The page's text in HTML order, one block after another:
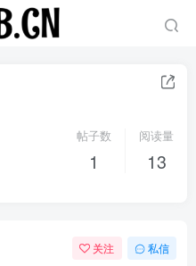
帖子数
1
阅读量
13
关注 私信